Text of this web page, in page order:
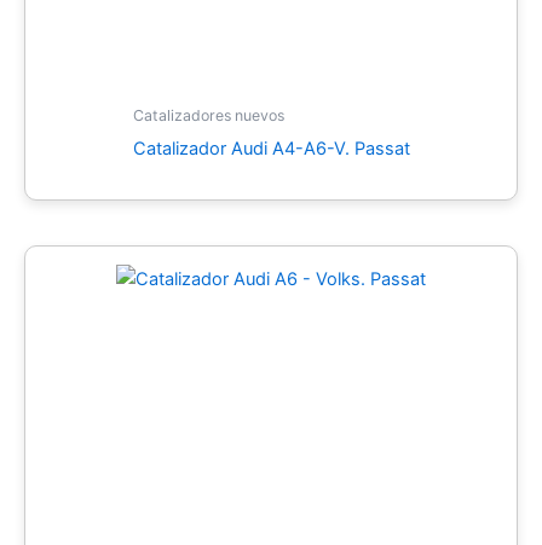
Catalizadores nuevos
Catalizador Audi A4-A6-V. Passat